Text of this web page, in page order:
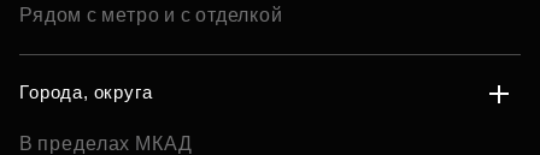
Рядом с метро и с отделкой
Города, округа
В пределах МКАД